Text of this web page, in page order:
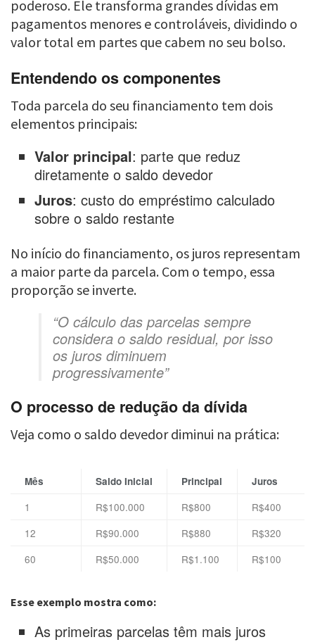
poderoso. Ele transforma grandes dívidas em
pagamentos menores e controláveis, dividindo o
valor total em partes que cabem no seu bolso.
Entendendo os componentes
Toda parcela do seu financiamento tem dois
elementos principais:
Valor principal: parte que reduz
diretamente o saldo devedor
Juros: custo do empréstimo calculado
sobre o saldo restante
No início do financiamento, os juros representam
a maior parte da parcela. Com o tempo, essa
proporção se inverte.
“O cálculo das parcelas sempre
considera o saldo residual, por isso
os juros diminuem
progressivamente”
O processo de redução da dívida
Veja como o saldo devedor diminui na prática:
Mês Saldo Inicial Principal Juros
1 R$100.000 R$800
R$400
12
R$90.000 R$880
R$320
60
R$50.000 R$1.100 R$100
Esse exemplo mostra como:
As primeiras parcelas têm mais juros